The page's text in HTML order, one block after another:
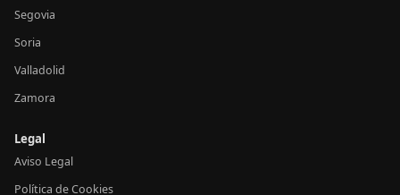
Segovia
Soria
Valladolid
Zamora
Legal
Aviso Legal
Política de Cookies